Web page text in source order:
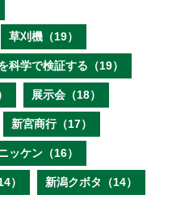
草刈機（19）
科学で検証する（19）
展示会（18）
新宮商行（17）
ッケン（16）
） 新潟クボタ（14）